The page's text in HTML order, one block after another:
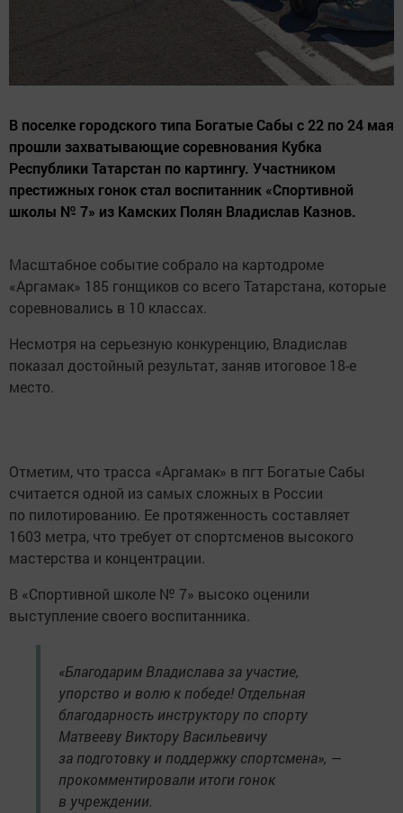
В поселке городского типа Богатые Сабы с 22 по 24 мая
прошли захватывающие соревнования Кубка
Республики Татарстан по картингу. Участником
престижных гонок стал воспитанник «Спортивной
школы № 7» из Камских Полян Владислав Казнов.
Масштабное событие собрало на картодроме
«Аргамак» 185 гонщиков со всего Татарстана, которые
соревновались в 10 классах.
Несмотря на серьезную конкуренцию, Владислав
показал достойный результат, заняв итоговое 18-е
место.
Отметим, что трасса «Аргамак» в пгт Богатые Сабы
считается одной из самых сложных в России
по пилотированию. Ее протяженность составляет
1603 метра, что требует от спортсменов высокого
мастерства и концентрации.
В «Спортивной школе № 7» высоко оценили
выступление своего воспитанника.
«Благодарим Владислава за участие,
упорство и волю к победе! Отдельная
благодарность инструктору по спорту
Матвееву Виктору Васильевичу
за подготовку и поддержку спортсмена», —
прокомментировали итоги гонок
в учреждении.